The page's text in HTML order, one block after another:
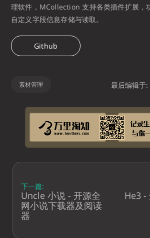
理软件，MCollection 支持各类插件扩展，
自定义字段信息存储与读取。
Github
素材管理 最后编辑于
下一篇:
Uncle 小说 - 开源全
网小说下载器及阅读
器
He3 -